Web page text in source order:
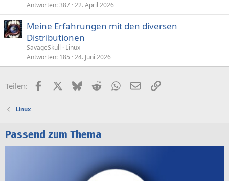
Antworten 387 22. April 2026
Meine Erfahrungen mit den diversen
Distributionen
SavageSkull
Linux
Antworten 185 24. Juni 2026
Teilen: FacebookX (Twitter)
BlueskyRedditWhatsApp
E-MailLink
Linux
Passend zum Thema